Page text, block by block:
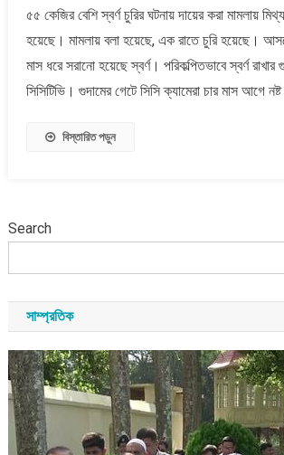
৫৫ কেজির বেশি স্বর্ণ চুরির ঘটনায় দায়ের করা মামলায়
হয়েছে। মামলায় বলা হয়েছে, এক রাতে চুরি হয়েছে।
মাস ধরে সরানো হয়েছে স্বর্ণ। পরিকল্পিতভাবে স্বর্ণ রাখার
সিসিটিভি। গুদামের গেটে সিসি ক্যামেরা চার মাস আগে
বিস্তারিত পড়ুন
Search
সাম্প্রতিক